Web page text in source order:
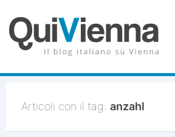
Articoli con il tag: anzahl